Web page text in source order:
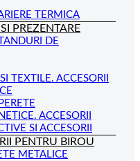
TERMICA
PREZENTARE
DE
TEXTILE. ACCESORII
ACCESORII
SI ACCESORII
PENTRU BIROU
METALICE